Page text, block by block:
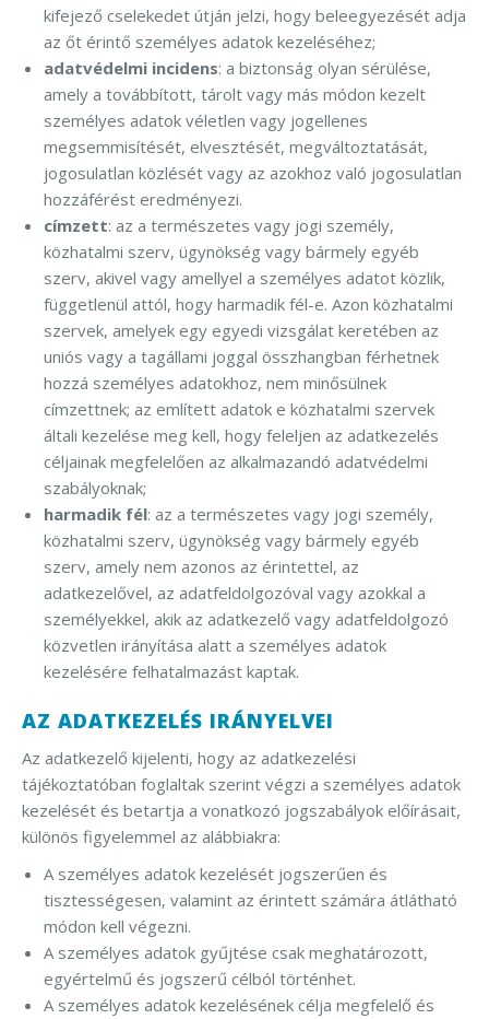
kifejező cselekedet útján jelzi, hogy beleegyezését adja
az őt érintő személyes adatok kezeléséhez;
adatvédelmi incidens: a biztonság olyan sérülése,
amely a továbbított, tárolt vagy más módon kezelt
személyes adatok véletlen vagy jogellenes
megsemmisítését, elvesztését, megváltoztatását,
jogosulatlan közlését vagy az azokhoz való jogosulatlan
hozzáférést eredményezi.
címzett: az a természetes vagy jogi személy,
közhatalmi szerv, ügynökség vagy bármely egyéb
szerv, akivel vagy amellyel a személyes adatot közlik,
függetlenül attól, hogy harmadik fél-e. Azon közhatalmi
szervek, amelyek egy egyedi vizsgálat keretében az
uniós vagy a tagállami joggal összhangban férhetnek
hozzá személyes adatokhoz, nem minősülnek
címzettnek; az említett adatok e közhatalmi szervek
általi kezelése meg kell, hogy feleljen az adatkezelés
céljainak megfelelően az alkalmazandó adatvédelmi
szabályoknak;
harmadik fél: az a természetes vagy jogi személy,
közhatalmi szerv, ügynökség vagy bármely egyéb
szerv, amely nem azonos az érintettel, az
adatkezelővel, az adatfeldolgozóval vagy azokkal a
személyekkel, akik az adatkezelő vagy adatfeldolgozó
közvetlen irányítása alatt a személyes adatok
kezelésére felhatalmazást kaptak.
AZ ADATKEZELÉS IRÁNYELVEI
Az adatkezelő kijelenti, hogy az adatkezelési
tájékoztatóban foglaltak szerint végzi a személyes adatok
kezelését és betartja a vonatkozó jogszabályok előírásait,
különös figyelemmel az alábbiakra:
A személyes adatok kezelését jogszerűen és
tisztességesen, valamint az érintett számára átlátható
módon kell végezni.
A személyes adatok gyűjtése csak meghatározott,
egyértelmű és jogszerű célból történhet.
A személyes adatok kezelésének célja megfelelő és